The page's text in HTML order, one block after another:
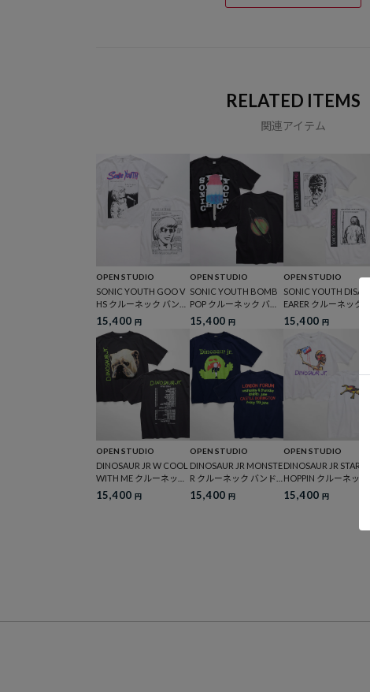
RELATED ITEMS
関連アイテム
OPEN STUDIO
SONIC YOUTH GOO V
HS クルーネック バンド
Tシャツ
15,400 円
OPEN STUDIO
SONIC YOUTH BOMB
POP クルーネック バン
ドTシャツ
15,400 円
OPEN STUDIO
SONIC YOUTH DISAPP
EARER クルーネック バ
ンドTシャツ
15,400 円
OPEN STUDIO
DINOSAUR JR W COOL
WITH ME クルーネック
バンドTシャツ
15,400 円
OPEN STUDIO
DINOSAUR JR MONSTE
R クルーネック バンドT
シャツ
15,400 円
OPEN STUDIO
DINOSAUR JR START C
HOPPIN クルーネック
バンドTシャツ
15,400 円